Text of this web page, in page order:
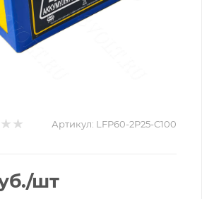
Артикул: LFP60-2P25-C100
/шт